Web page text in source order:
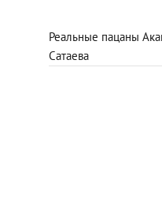
Реальные пацаны
Сатаева